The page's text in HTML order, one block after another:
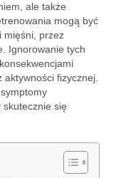
ale także
mogą być
mięśni, przez
Ignorowanie tych
fizycznej.
się